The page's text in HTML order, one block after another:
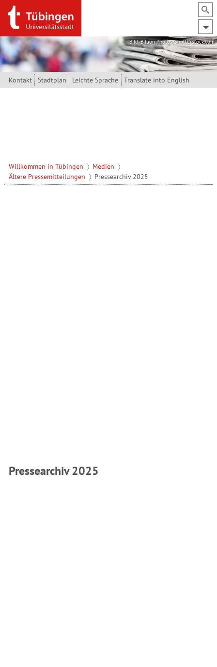
Direkt zum Inhalt
Bild: Billion Photos/Shutterstock.com
Kontakt Stadtplan Leichte Sprache Translate into English
Willkommen in Tübingen
Medien
Ältere Pressemitteilungen
Pressearchiv 2025
Pressearchiv 2025